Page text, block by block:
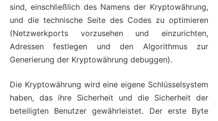
sind, einschließlich des Namens der Kryptowährung,
und die technische Seite des Codes zu optimieren
(Netzwerkports vorzusehen und einzurichten,
Adressen festlegen und den Algorithmus zur
Generierung der Kryptowährung debuggen).
Die Kryptowährung wird eine eigene Schlüsselsystem
haben, das ihre Sicherheit und die Sicherheit der
beteiligten Benutzer gewährleistet. Der erste Byte